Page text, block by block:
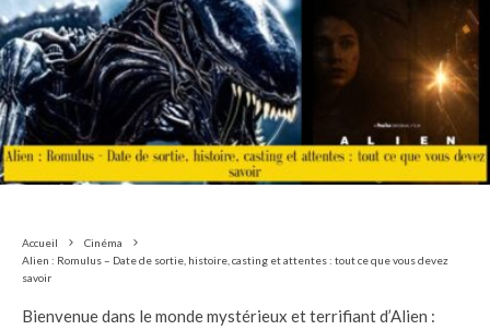
Accueil
Cinéma
Alien : Romulus – Date de sortie, histoire, casting et attentes : tout ce que vous devez
savoir
Bienvenue dans le monde mystérieux et terrifiant d’Alien :